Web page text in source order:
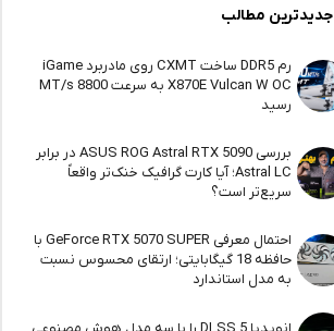
جدیدترین مطالب
رم DDR5 ساخت CXMT روی مادربرد iGame
X870E Vulcan W OC به سرعت 8800 MT/s
رسید
بررسی ASUS ROG Astral RTX 5090 در برابر
Astral LC؛ آیا کارت گرافیک خنک‌تر واقعاً
سریع‌تر است؟
احتمال معرفی GeForce RTX 5070 SUPER با
حافظه 18 گیگابایتی؛ ارتقای محسوس نسبت
به مدل استاندارد